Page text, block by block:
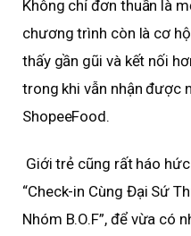
Không chỉ đơn thuần là
chương trình còn là cơ
thấy gần gũi và kết nối
trong khi vẫn nhận được
ShopeeFood.
Giới trẻ cũng rất háo
“Check-in Cùng Đại Sứ
Nhóm B.O.F”, để vừa có